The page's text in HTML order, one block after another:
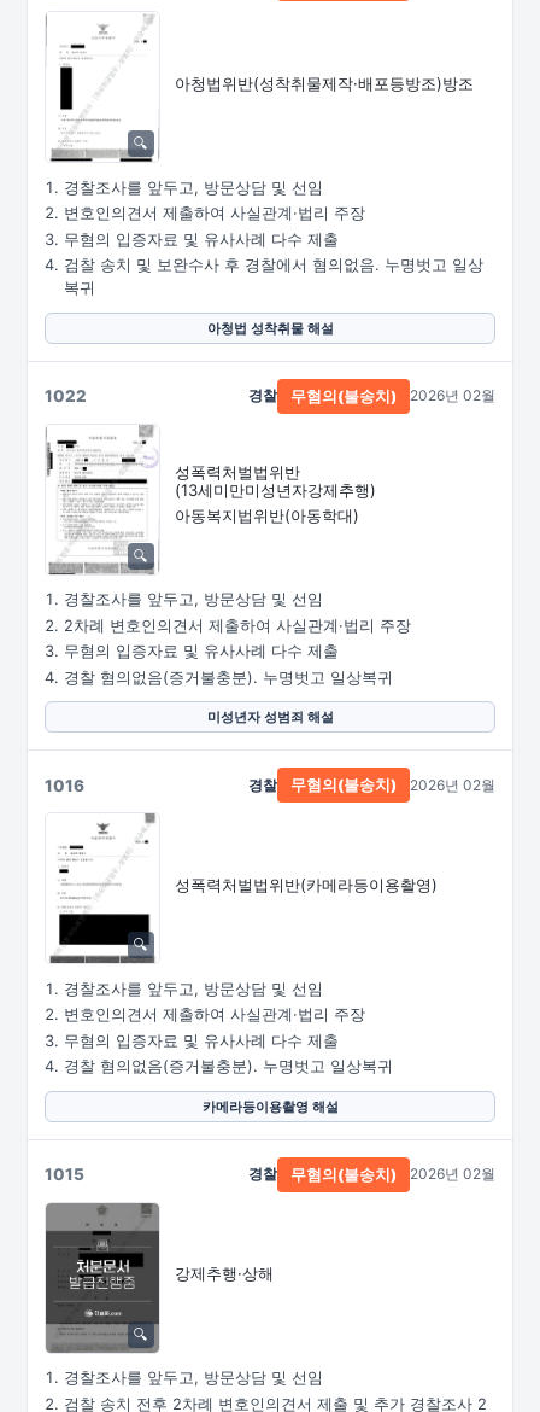
아청법위반(성착취물제작·배포등방조)방조
경찰조사를 앞두고, 방문상담 및 선임
변호인의견서 제출하여 사실관계·법리 주장
무혐의 입증자료 및 유사사례 다수 제출
검찰 송치 및 보완수사 후 경찰에서 혐의없음. 누명벗고 일상
복귀
아청법 성착취물 해설
1022
성폭력처벌법위반
(13세미만미성년자강제추행)
아동복지법위반(아동학대)
경찰 무혐의(불송치) 2026년 02월
경찰조사를 앞두고, 방문상담 및 선임
2차례 변호인의견서 제출하여 사실관계·법리 주장
무혐의 입증자료 및 유사사례 다수 제출
경찰 혐의없음(증거불충분). 누명벗고 일상복귀
미성년자 성범죄 해설
1016
성폭력처벌법위반(카메라등이용촬영)
경찰 무혐의(불송치) 2026년 02월
경찰조사를 앞두고, 방문상담 및 선임
변호인의견서 제출하여 사실관계·법리 주장
무혐의 입증자료 및 유사사례 다수 제출
경찰 혐의없음(증거불충분). 누명벗고 일상복귀
카메라등이용촬영 해설
1015
강제추행·상해
경찰 무혐의(불송치) 2026년 02월
경찰조사를 앞두고, 방문상담 및 선임
검찰 송치 전후 2차례 변호인의견서 제출 및 추가 경찰조사 2